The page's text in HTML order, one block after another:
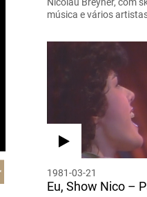
música e vários
1981-03-21
Eu, Show Nico –